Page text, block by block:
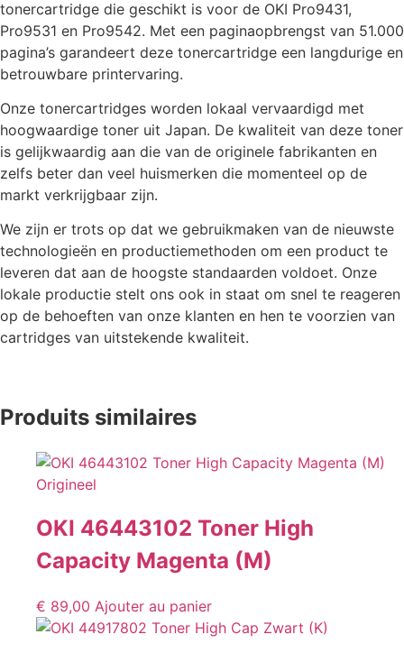
tonercartridge die geschikt is voor de OKI Pro9431,
Pro9531 en Pro9542. Met een paginaopbrengst van 51.000
pagina’s garandeert deze tonercartridge een langdurige en
betrouwbare printervaring.
Onze tonercartridges worden lokaal vervaardigd met
hoogwaardige toner uit Japan. De kwaliteit van deze toner
is gelijkwaardig aan die van de originele fabrikanten en
zelfs beter dan veel huismerken die momenteel op de
markt verkrijgbaar zijn.
We zijn er trots op dat we gebruikmaken van de nieuwste
technologieën en productiemethoden om een product te
leveren dat aan de hoogste standaarden voldoet. Onze
lokale productie stelt ons ook in staat om snel te reageren
op de behoeften van onze klanten en hen te voorzien van
cartridges van uitstekende kwaliteit.
Produits similaires
OKI 46443102 Toner High
Capacity Magenta (M)
€ 89,00 Ajouter au panier